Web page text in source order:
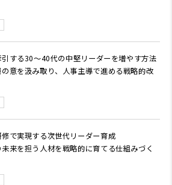
する30～40代の中堅リーダーを増やす方法
意を汲み取り、人事主導で進める戦略的改
修で実現する次世代リーダー育成
来を担う人材を戦略的に育てる仕組みづく